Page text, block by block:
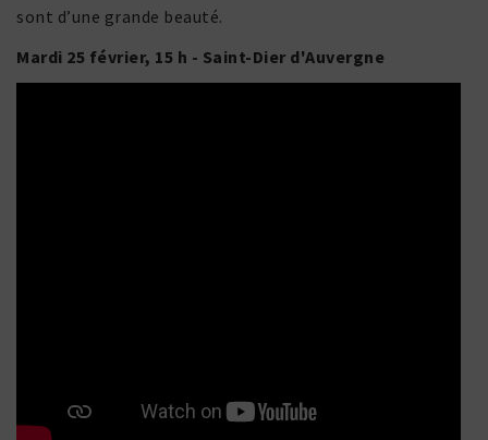
sont d’une grande beauté.
Mardi 25 février, 15 h - Saint-Dier d'Auvergne